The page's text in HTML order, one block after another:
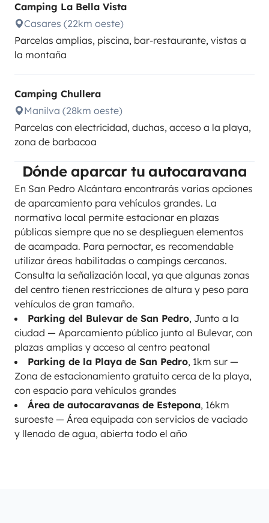
Camping La Bella Vista
Casares (22km oeste)
Parcelas amplias, piscina, bar-restaurante, vistas a
la montaña
Camping Chullera
Manilva (28km oeste)
Parcelas con electricidad, duchas, acceso a la playa,
zona de barbacoa
Dónde aparcar tu autocaravana
En San Pedro Alcántara encontrarás varias opciones
de aparcamiento para vehículos grandes. La
normativa local permite estacionar en plazas
públicas siempre que no se desplieguen elementos
de acampada. Para pernoctar, es recomendable
utilizar áreas habilitadas o campings cercanos.
Consulta la señalización local, ya que algunas zonas
del centro tienen restricciones de altura y peso para
vehículos de gran tamaño.
Parking del Bulevar de San Pedro, Junto a la
ciudad — Aparcamiento público junto al Bulevar, con
plazas amplias y acceso al centro peatonal
Parking de la Playa de San Pedro, 1km sur —
Zona de estacionamiento gratuito cerca de la playa,
con espacio para vehículos grandes
Área de autocaravanas de Estepona, 16km
suroeste — Área equipada con servicios de vaciado
y llenado de agua, abierta todo el año